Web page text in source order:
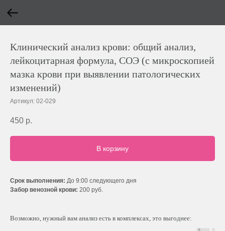
Клинический анализ крови: общий анализ,
лейкоцитарная формула, СОЭ (с микроскопией
мазка крови при выявлении патологических
изменений)
Артикул: 02-029
450 р.
В корзину
Срок выполнения: До 9:00 следующего дня
Забор венозной крови: 200 руб.
Возможно, нужный вам анализ есть в комплексах, это выгоднее: